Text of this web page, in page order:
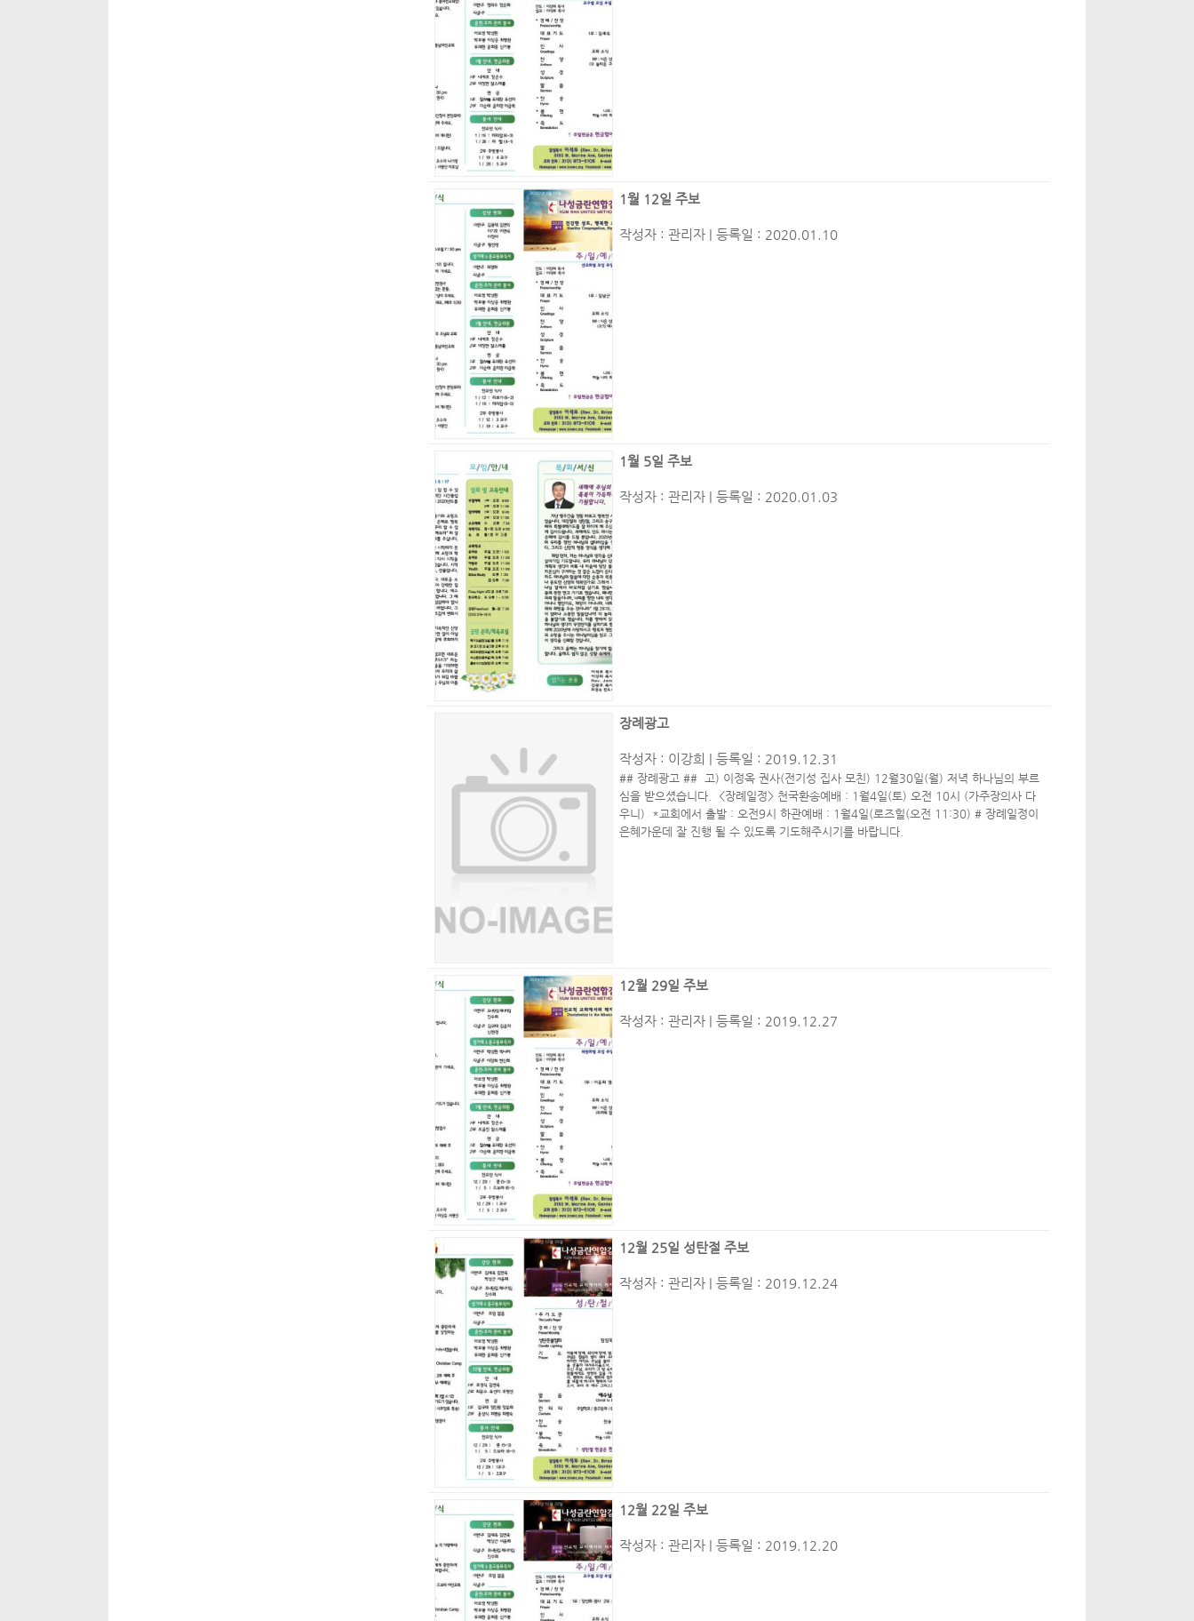
1월 12일 주보
작성자 : 관리자| 등록일 : 2020.01.10
1월 5일 주보
작성자 : 관리자| 등록일 : 2020.01.03
장례광고
작성자 : 이강희 | 등록일 : 2019.12.31
## 장례광고 ## 고) 이정옥 권사(전기성 집사 모친) 12월30일(월) 저녁 하나님의 부르
심을 받으셨습니다. <장례일정> 천국환송예배 : 1월4일(토) 오전 10시 (가주장의사 다
우니) *교회에서 출발 : 오전9시 하관예배 : 1월4일(로즈힐(오전 11:30) # 장례일정이
은혜가운데 잘 진행 될 수 있도록 기도해주시기를 바랍니다.
12월 29일 주보
작성자 : 관리자| 등록일 : 2019.12.27
12월 25일 성탄절 주보
작성자 : 관리자| 등록일 : 2019.12.24
12월 22일 주보
작성자 : 관리자| 등록일 : 2019.12.20